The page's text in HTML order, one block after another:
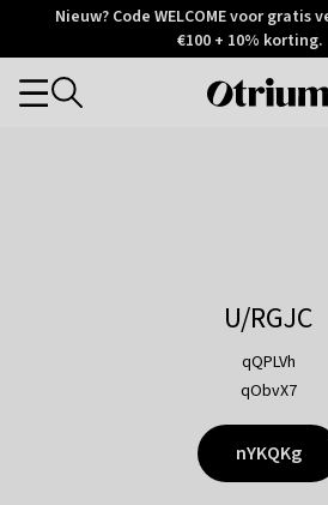
Otrium
Trustpilot
Nieuw? Code WELCOME voor gratis
€100 + 10% korting.
Otrium
Categories
U/RGJC
qQPLVh
qObvX7
nYKQKg